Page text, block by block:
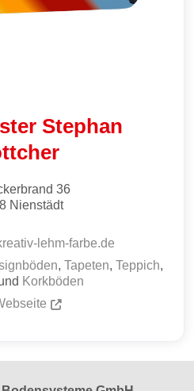
Stephan
36
Nienstädt
lehm-farbe.de
, Tapeten, Teppich,
Korkböden